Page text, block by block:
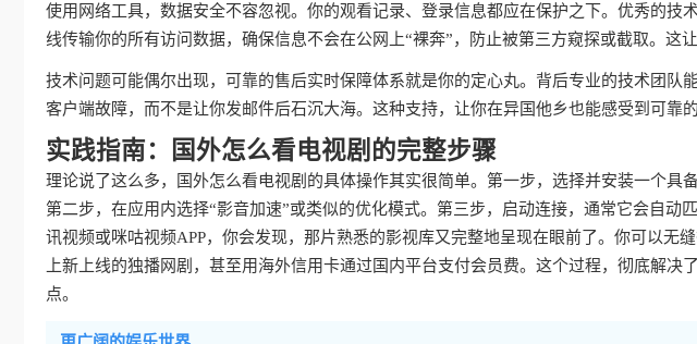
使用网络工具，数据安全不容忽视。你的观看记录、登录信息都应在保护之下。优秀的技
线传输你的所有访问数据，确保信息不会在公网上“裸奔”，防止被第三方窥探或截取。这
技术问题可能偶尔出现，可靠的售后实时保障体系就是你的定心丸。背后专业的技术团队
客户端故障，而不是让你发邮件后石沉大海。这种支持，让你在异国他乡也能感受到可靠的
实践指南：国外怎么看电视剧的完整步骤
理论说了这么多，国外怎么看电视剧的具体操作其实很简单。第一步，选择并安装一个具
第二步，在应用内选择“影音加速”或类似的优化模式。第三步，启动连接，通常它会自动
讯视频或咪咕视频APP，你会发现，那片熟悉的影视库又完整地呈现在眼前了。你可以无
上新上线的独播网剧，甚至用海外信用卡通过国内平台支付会员费。这个过程，彻底解决
点。